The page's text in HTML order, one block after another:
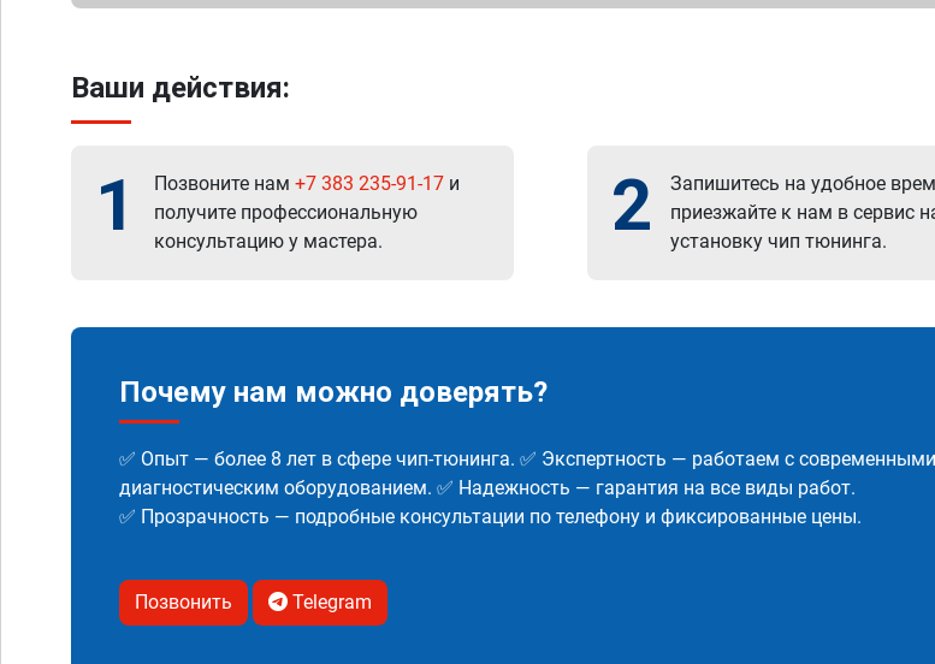
Ваши действия:
1 Позвоните нам +7 383 235-91-17 и
получите профессиональную
консультацию у мастера.
2
Запишитесь на удобное
приезжайте к нам в сервис
установку чип тюнинга.
Почему нам можно доверять?
✅ Опыт — более 8 лет в сфере чип-тюнинга. ✅ Экспертность — работаем с
диагностическим оборудованием. ✅ Надежность — гарантия на все виды работ.
✅ Прозрачность — подробные консультации по телефону и фиксированные цены.
Позвонить Telegram